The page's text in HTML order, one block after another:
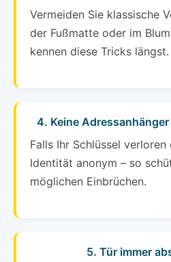
Vermeiden Sie klassische
der Fußmatte oder im
kennen diese Tricks längst.
4. Keine
Falls Ihr Schlüssel
Identität anonym – so
möglichen Einbrüchen.
5. Tür immer